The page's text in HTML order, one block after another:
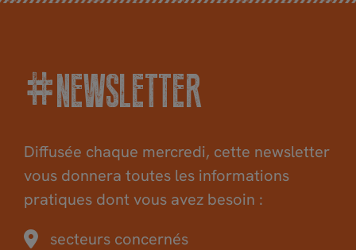
#NEWSLETTER
Diffusée chaque mercredi, cette newsletter
vous donnera toutes les informations
pratiques dont vous avez besoin :
secteurs concernés